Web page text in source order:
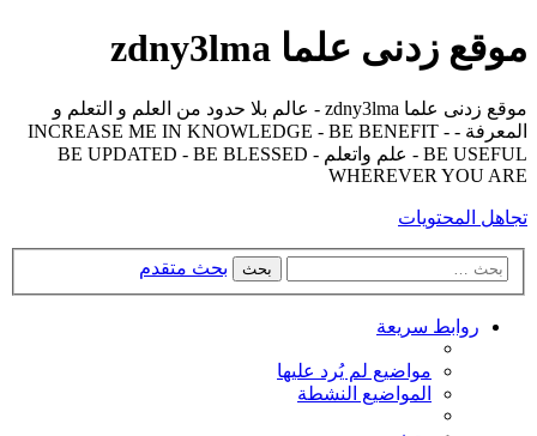
موقع زدنى علما zdny3lma
موقع زدنى علما zdny3lma - عالم بلا حدود من العلم و التعلم و
المعرفة - INCREASE ME IN KNOWLEDGE - BE BENEFIT -
BE USEFUL - علم واتعلم - BE UPDATED - BE BLESSED
WHEREVER YOU ARE
تجاهل المحتويات
بحث بحث متقدم
روابط سريعة
مواضيع لم يُرد عليها
المواضيع النشطة